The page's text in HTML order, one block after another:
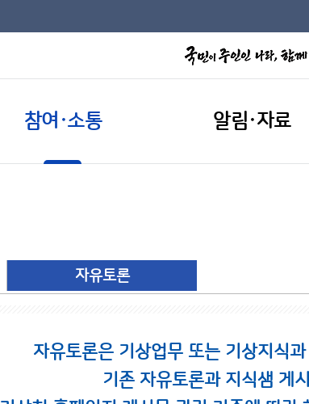
참여·소통 알림·자료
자유토론
자유토론은 기상업무 또는 기상지식
기존 자유토론과 지식샘 게